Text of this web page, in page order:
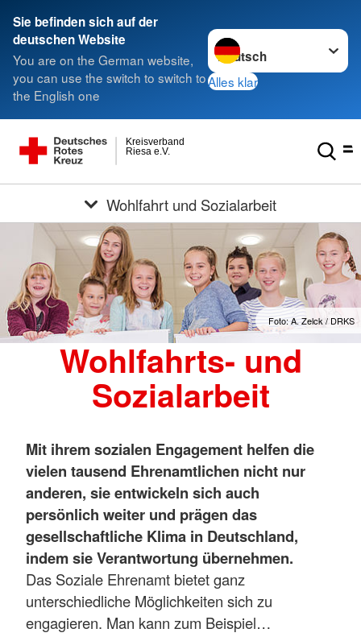
Sie befinden sich auf der
deutschen Website
You are on the German website,
you can use the switch to switch to
the English one
Sprache wechseln zu
Alles klar
Riesa e.V.
Kreisverband
Wohlfahrt und Sozialarbeit
Foto: A. Zelck / DRKS
Wohlfahrts- und
Sozialarbeit
Mit ihrem sozialen Engagement helfen die
vielen tausend Ehrenamtlichen nicht nur
anderen, sie entwickeln sich auch
persönlich weiter und prägen das
gesellschaftliche Klima in Deutschland,
indem sie Verantwortung übernehmen.
Das Soziale Ehrenamt bietet ganz
unterschiedliche Möglichkeiten sich zu
engagieren. Man kann zum Beispiel…